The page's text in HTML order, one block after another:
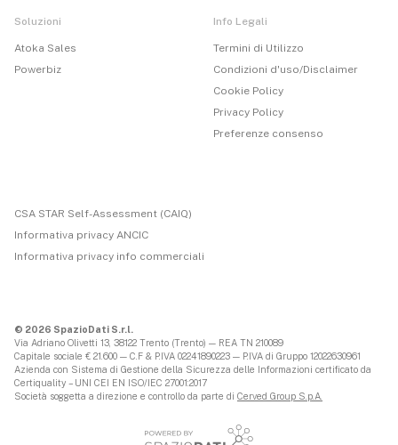
Soluzioni
Atoka Sales
Powerbiz
Info Legali
Termini di Utilizzo
Condizioni d'uso/Disclaimer
Cookie Policy
Privacy Policy
Preferenze consenso
CSA STAR Self-Assessment (CAIQ)
Informativa privacy ANCIC
Informativa privacy info commerciali
© 2026 SpazioDati S.r.l.
Via Adriano Olivetti 13, 38122 Trento (Trento) — REA TN 210089
Capitale sociale € 21.600 — C.F & P.IVA 02241890223 — P.IVA di Gruppo 12022630961
Azienda con Sistema di Gestione della Sicurezza delle Informazioni certificato da
Certiquality – UNI CEI EN ISO/IEC 27001:2017
Società soggetta a direzione e controllo da parte di Cerved Group S.p.A.